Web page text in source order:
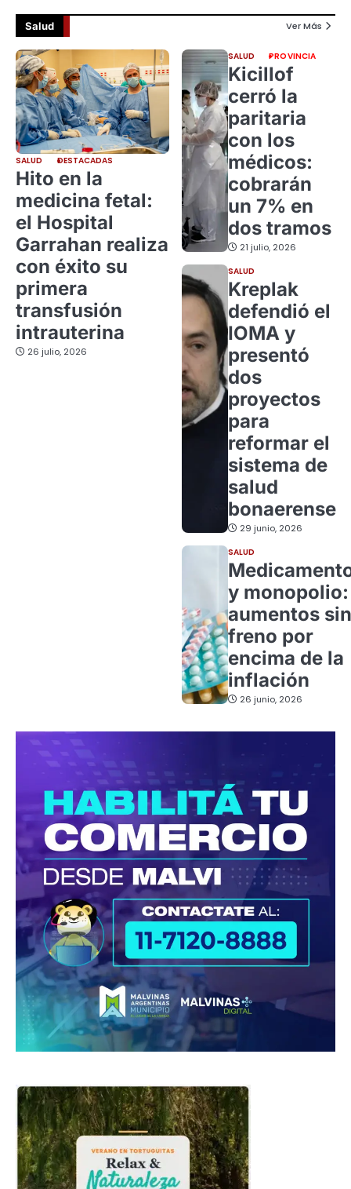
Salud Ver Más
SALUD DESTACADAS
Hito en la
medicina fetal:
el Hospital
Garrahan realiza
con éxito su
primera
transfusión
intrauterina
26 julio, 2026
SALUD PROVINCIA
Kicillof
cerró la
paritaria
con los
médicos:
cobrarán
un 7% en
dos tramos
21 julio, 2026
SALUD
Kreplak
defendió el
IOMA y
presentó
dos
proyectos
para
reformar el
sistema de
salud
bonaerense
29 junio, 2026
SALUD
y monopolio:
aumentos sin
freno por
encima de la
inflación
26 junio, 2026